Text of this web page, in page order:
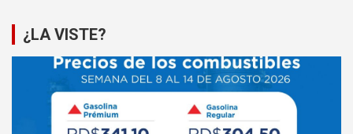
entradas
¿LA VISTE?